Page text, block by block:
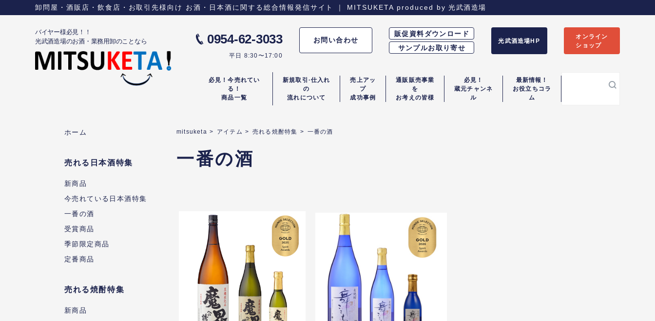
卸問屋・酒販店・飲食店・お取引先様向け お酒・日本酒に関する総合情報発信サイト ｜ MITSUKETA produced by光武酒造場
バイヤー様必見！！
光武酒造場のお酒・業務用卸のことなら
0954-62-3033
平日 8:30〜17:00
お問い合わせ
販促資料ダウンロード
サンプルお取り寄せ
光武酒造場HP
オンライン
ショップ
必見！今売れてい
る！
商品一覧
新規取引·仕入れ
の
流れについて
売上アッ
プ
成功事例
通販販売事業
を
お考えの皆様
必見！
蔵元チャンネ
ル
最新情報！
お役立ちコラ
ム
mitsuketa > アイテム >売れる焼酎特集 > 一番の酒
一番の酒
ホーム
売れる日本酒特集
新商品
今売れている日本酒特集
一番の酒
受賞商品
季節限定商品
定番商品
売れる焼酎特集
新商品